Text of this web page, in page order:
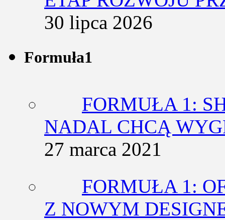
30 lipca 2026
Formuła1
FORMUŁA 1:
NADAL CHCĄ
27 marca 2021
FORMUŁA 1:
Z NOWYM